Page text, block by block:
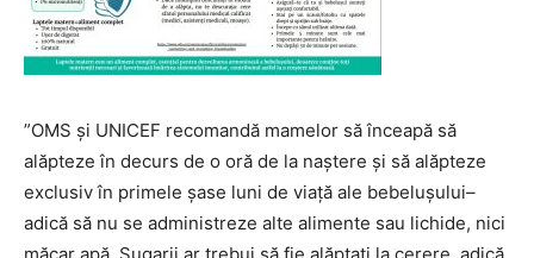
”OMS și UNICEF recomandă mamelor să înceapă să
alăpteze în decurs de o oră de la naștere și să alăpteze
exclusiv în primele șase luni de viață ale bebelușului–
adică să nu se administreze alte alimente sau lichide, nici